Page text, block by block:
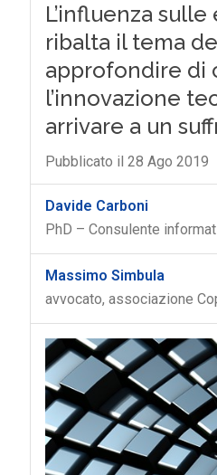
L’influenza
ribalta il tema
approfondire di
l’innovazione
arrivare a un
Pubblicato il 28 Ago 2019
Davide Carboni
PhD – Consulente
Massimo Simbula
avvocato, associazione